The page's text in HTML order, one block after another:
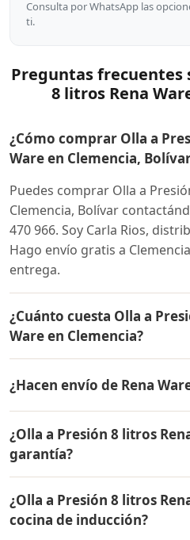
Consulta por WhatsApp las
ti.
Preguntas frecuentes
8 litros Rena
¿Cómo comprar Olla a
Ware en Clemencia,
Puedes comprar Olla a
Clemencia, Bolívar
470 966. Soy Carla Rios,
Hago envío gratis a
entrega.
¿Cuánto cuesta Olla a
Ware en Clemencia?
mismo en todo Colombia.
para conocer el precio
y facilidades de pago en
¿Hacen envío de Rena
Ware a Clemencia, Bolívar y
contra entrega.
¿Olla a Presión 8 litros
garantía?
por vida contra defectos de
productos Rena Ware están
¿Olla a Presión 8 litros
cocina de inducción?